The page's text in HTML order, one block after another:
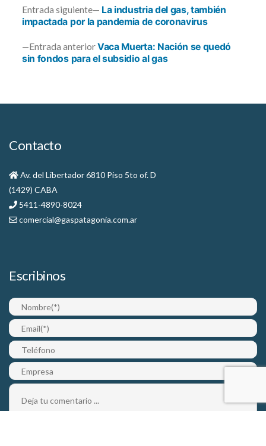
Navegación
de
Entrada anteriorEntrada
anterior:
Vaca Muerta: Nación se quedó
sin fondos para el subsidio al gas
Entrada siguiente
Entrada
siguiente:
La industria del gas, también
impactada por la pandemia de coronavirus
Contacto
Av. del Libertador 6810 Piso 5to of. D
(1429) CABA
5411-4890-8024
comercial@gaspatagonia.com.ar
Escribinos